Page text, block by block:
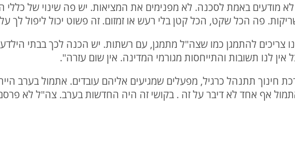
לא מודעים באמת לסכנה. לא מפנימים את המציאות. יש פה שינוי של כללי
פה הכל שקט, הכל קטן בלי רעש או זמזום. זה פשוט יכול ליפול לך
צריכים להתמגן כמו שצה"ל מתמגן, עם רשתות. יש הכנה לכך בבתי
לנו תשובות והתייחסות מגורמי המדינה. אין שום עזרה".
חינוך תתנהל כרגיל, מפעלים שמגיעים אליהם עובדים. אתמול בערב
אף אחד לא דיבר על זה . בקושי זה היה החדשות בערב. צה"ל לא פרסם